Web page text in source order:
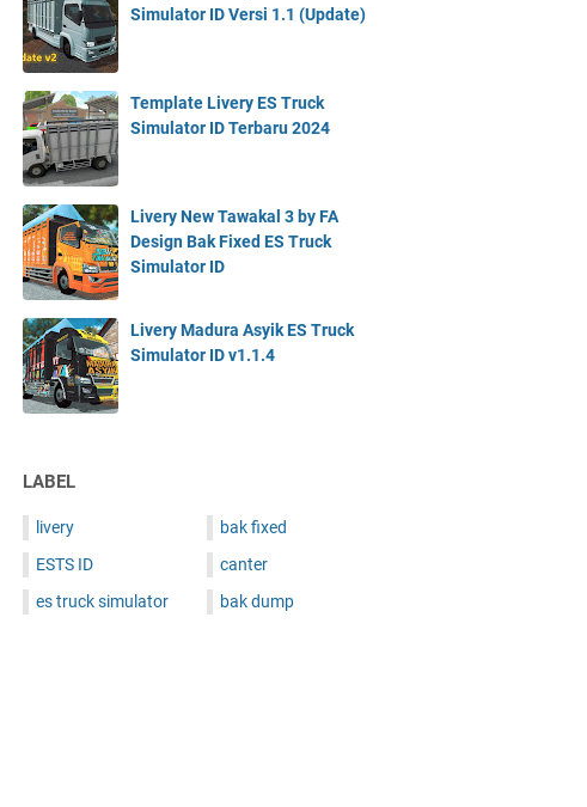
Simulator ID Versi 1.1 (Update)
Template Livery ES Truck
Simulator ID Terbaru 2024
Livery New Tawakal 3 by FA
Design Bak Fixed ES Truck
Simulator ID
Livery Madura Asyik ES Truck
Simulator ID v1.1.4
LABEL
livery
ESTS ID
es truck simulator
bak fixed
canter
bak dump